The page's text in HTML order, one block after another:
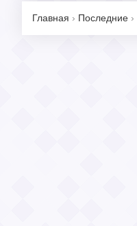
Главная › Последние ›